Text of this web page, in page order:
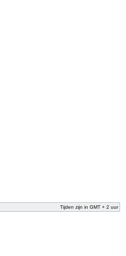
Tijden zijn in GMT + 2 uur